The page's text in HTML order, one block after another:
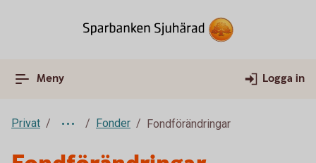
Meny Logga in
Privat Fonder Fondförändringar